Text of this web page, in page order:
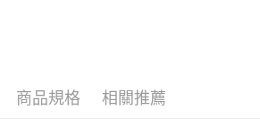
商品規格 相關推薦